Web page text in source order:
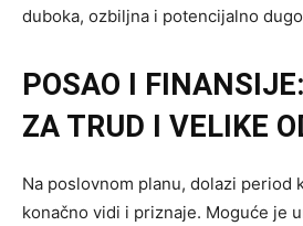
duboka, ozbiljna i potencijalno
POSAO I
ZA TRUD I VELIKE
Na poslovnom planu, dolazi period
konačno vidi i priznaje. Moguće je